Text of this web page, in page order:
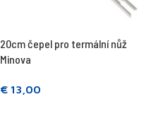
20cm čepel pro termální nůž
Minova
€ 13,00